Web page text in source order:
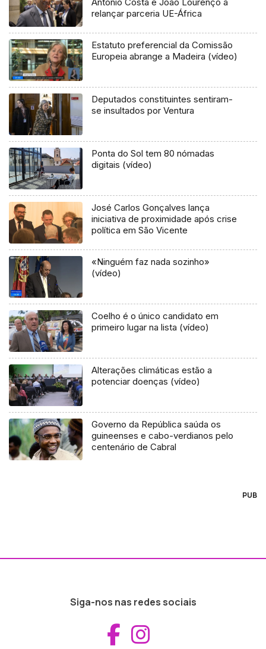
António Costa e João Lourenço a
relançar parceria UE-África
Estatuto preferencial da Comissão
Europeia abrange a Madeira (vídeo)
Deputados constituintes sentiram-
se insultados por Ventura
Ponta do Sol tem 80 nómadas
digitais (vídeo)
José Carlos Gonçalves lança
iniciativa de proximidade após crise
política em São Vicente
«Ninguém faz nada sozinho»
(vídeo)
Coelho é o único candidato em
primeiro lugar na lista (vídeo)
Alterações climáticas estão a
potenciar doenças (vídeo)
Governo da República saúda os
guineenses e cabo-verdianos pelo
centenário de Cabral
PUB
Siga-nos nas redes sociais
Aceder ao